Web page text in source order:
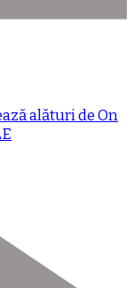
alături de On